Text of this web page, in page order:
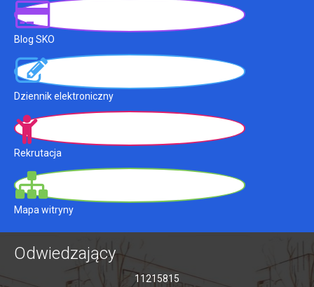
Blog SKO
Dziennik elektroniczny
Rekrutacja
Mapa witryny
Odwiedzający
11215815